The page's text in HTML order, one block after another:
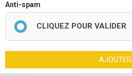
Anti-spam
CLIQUEZ POUR VALIDER
AJOUTER